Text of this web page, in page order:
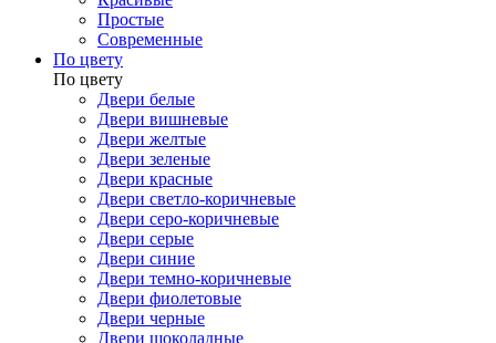
Простые
Современные
По цвету
По цвету
Двери белые
Двери вишневые
Двери желтые
Двери зеленые
Двери красные
Двери светло-коричневые
Двери серо-коричневые
Двери серые
Двери синие
Двери темно-коричневые
Двери фиолетовые
Двери черные
Двери шоколадные